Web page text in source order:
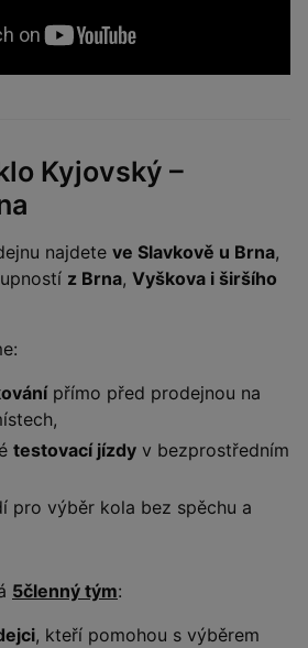
Kyjovský –
najdete ve Slavkově u Brna,
z Brna, Vyškova i širšího
přímo před prodejnou na
testovací jízdy v bezprostředním
pro výběr kola bez spěchu a
5členný tým:
, kteří pomohou s výběrem